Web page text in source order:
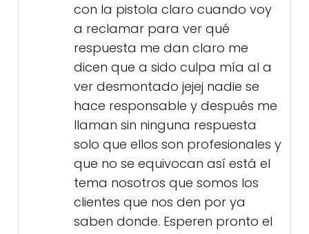
con la pistola claro cuando voy
a reclamar para ver qué
respuesta me dan claro me
dicen que a sido culpa mía al a
ver desmontado jejej nadie se
hace responsable y después me
llaman sin ninguna respuesta
solo que ellos son profesionales y
que no se equivocan así está el
tema nosotros que somos los
clientes que nos den por ya
saben donde. Esperen pronto el